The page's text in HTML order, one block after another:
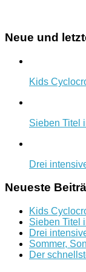
Neue und
Kids
Sieben Titel
Drei
Neueste
Kids
Sieben Titel
Drei
Sommer,
Der